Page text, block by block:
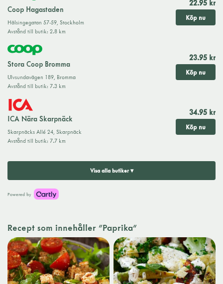
Coop Hagastaden
Hälsingegatan 57-59, Stockholm
Avstånd till butik: 2.8 km
22.95 kr
Köp nu
Stora Coop Bromma
Ulvsundavägen 189, Bromma
Avstånd till butik: 7.3 km
23.95 kr
Köp nu
ICA Nära Skarpnäck
Skarpnäcks Allé 24, Skarpnäck
Avstånd till butik: 7.7 km
34.95 kr
Köp nu
Visa alla butiker ▾
Powered by
Recept som innehåller "Paprika"